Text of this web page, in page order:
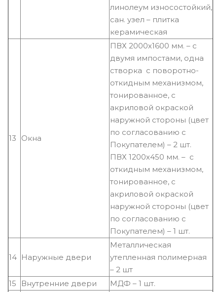
линолеум износостойкий,
сан. узел – плитка
керамическая
13 Окна
ПВХ 2000х1600 мм. – с
двумя импостами, одна
створка с поворотно-
откидным механизмом,
тонированное, с
акриловой окраской
наружной стороны (цвет
по согласованию с
Покупателем) – 2 шт.
ПВХ 1200х450 мм. – с
откидным механизмом,
тонированное, с
акриловой окраской
наружной стороны (цвет
по согласованию с
Покупателем) – 1 шт.
14 Наружные двери
Металлическая
утепленная полимерная
– 2 шт
15
Внутренние двери МДФ – 1 шт.